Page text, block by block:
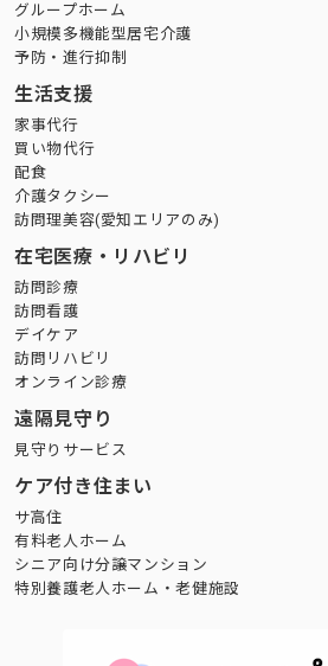
グループホーム
小規模多機能型居宅介護
予防・進行抑制
生活支援
家事代行
買い物代行
配食
介護タクシー
訪問理美容(愛知エリアのみ)
在宅医療・リハビリ
訪問診療
訪問看護
デイケア
訪問リハビリ
オンライン診療
遠隔見守り
見守りサービス
ケア付き住まい
サ高住
有料老人ホーム
シニア向け分譲マンション
特別養護老人ホーム・老健施設